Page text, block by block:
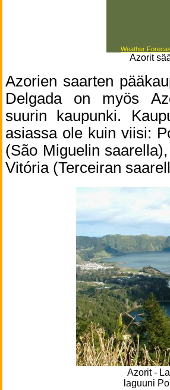
Weather
Azorit
Azorien saarten
Delgada on myös
suurin kaupunki.
asiassa ole kuin viisi:
(São Miguelin
Vitória (Terceiran
Azorit -
laguuni